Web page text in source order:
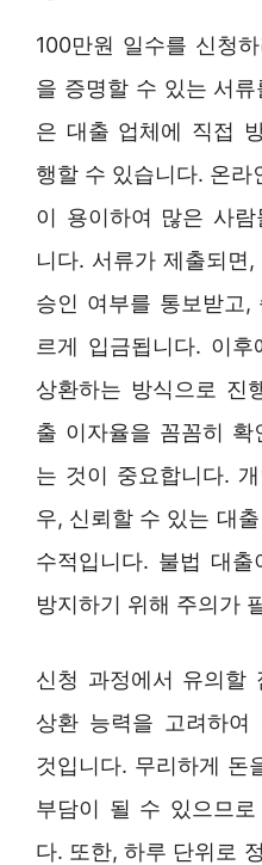
100만원 일수를 신청
을 증명할 수 있는 서
은 대출 업체에 직접
행할 수 있습니다. 온
이 용이하여 많은 사
니다. 서류가 제출되면
승인 여부를 통보받고
르게 입금됩니다. 이
상환하는 방식으로 진
출 이자율을 꼼꼼히 확
는 것이 중요합니다.
우, 신뢰할 수 있는 대
수적입니다. 불법 대
방지하기 위해 주의가
신청 과정에서 유의할
상환 능력을 고려하여
것입니다. 무리하게 돈
부담이 될 수 있으므
다. 또한, 하루 단위로